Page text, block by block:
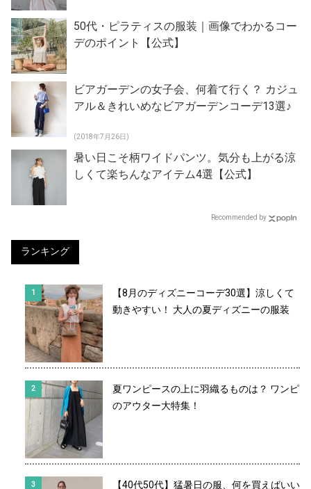
50代・ピラティスの服装｜画像でわかるコー
デのポイント【公式】
ビアガーデンの女子会、何着て行く？ カジュ
アル＆きれいめなビアガーデンコーデ13選♪
(2018年7月26日)
暑い日こそ柄ワイドパンツ。気分も上がる涼
しくて楽ちんなアイテム4選【公式】
Recommended by
ランキング
【8月のディズニーコーデ30選】涼しくて
動きやすい！ 大人の夏ディズニーの服装
夏ワンピースの上に羽織るものは？ ワンピ
のアウター大特集！
【40代50代】猛暑日の服、何を買えばいい